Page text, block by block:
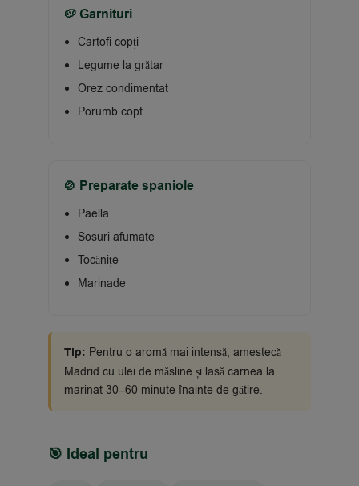
🥔 Garnituri
Cartofi copți
Legume la grătar
Orez condimentat
Porumb copt
🍲 Preparate spaniole
Paella
Sosuri afumate
Tocănițe
Marinade
Tip: Pentru o aromă mai intensă, amestecă
Madrid cu ulei de măsline și lasă carnea la
marinat 30–60 minute înainte de gătire.
🎯 Ideal pentru